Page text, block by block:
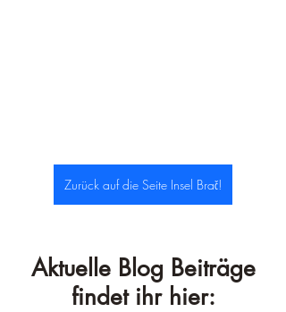
Zurück auf die Seite Insel Brač!
Aktuelle Blog Beiträge
findet ihr hier: